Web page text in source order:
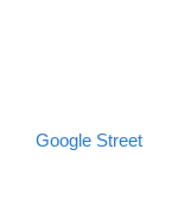
Google Street